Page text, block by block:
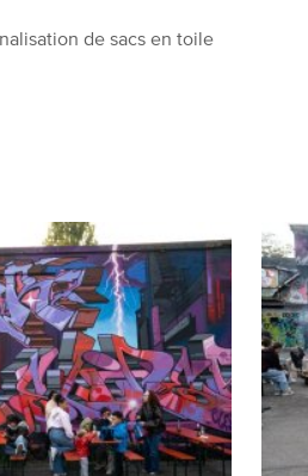
de sacs en toile